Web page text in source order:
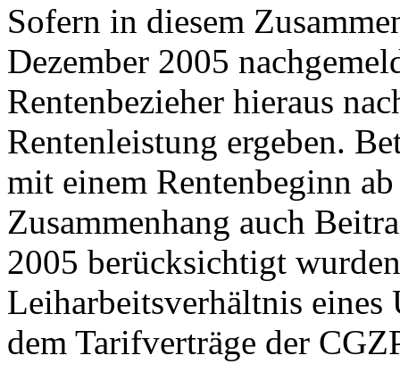
Sofern in diesem
Dezember 2005
Rentenbezieher hieraus
Rentenleistung ergeben.
mit einem Rentenbeginn
Zusammenhang auch
2005 berücksichtigt
Leiharbeitsverhältnis eines
dem Tarifverträge der